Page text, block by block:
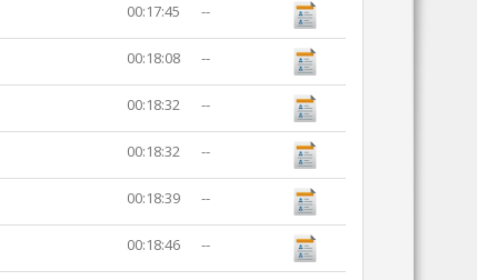
00:17:45 --
00:18:08 --
00:18:32 --
00:18:32 --
00:18:39 --
00:18:46 --